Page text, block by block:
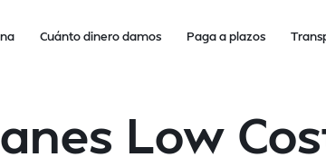
Cuánto dinero damos Paga a plazos
Low